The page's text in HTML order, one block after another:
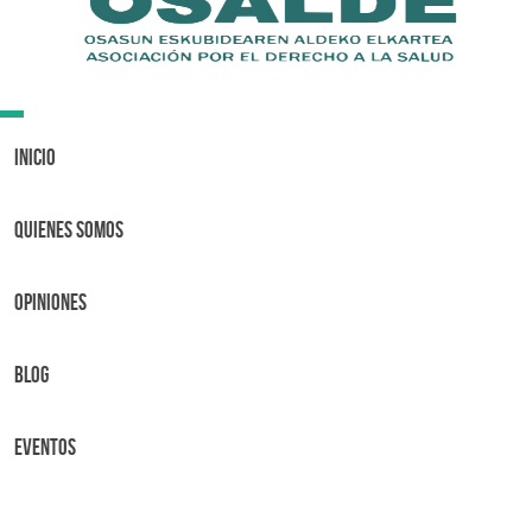
Toggle
Inicio
Quienes Somos
OPINIONES
BLOG
Eventos